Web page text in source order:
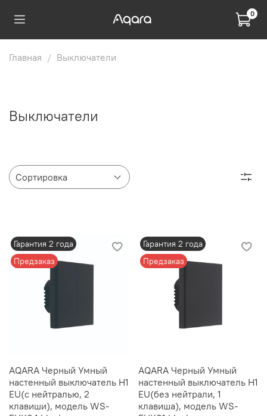
0
Главная Выключатели
Выключатели
Гарантия 2 года
Предзаказ
AQARA Черный Умный
настенный выключатель H1
EU(с нейтралью, 2
клавиши), модель WS-
Гарантия 2 года
Предзаказ
AQARA Черный Умный
настенный выключатель H1
EU(без нейтрали, 1
клавиша), модель WS-